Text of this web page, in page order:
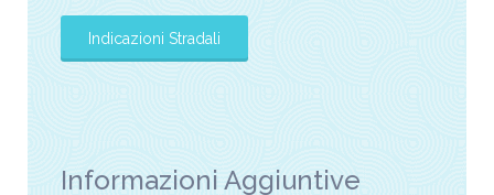
Informazioni Aggiuntive